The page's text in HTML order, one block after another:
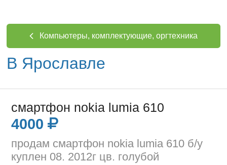
Компьютеры, комплектующие, оргтехника
В Ярославле
смартфон nokia lumia 610
4000
продам смартфон nokia lumia 610 б/у
куплен 08. 2012г цв. голубой